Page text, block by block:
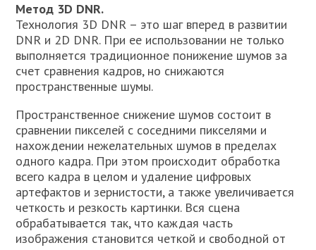
Метод 3D DNR.
Технология 3D DNR – это шаг вперед в развитии
DNR и 2D DNR. При ее использовании не только
выполняется традиционное понижение шумов за
счет сравнения кадров, но снижаются
пространственные шумы.
Пространственное снижение шумов состоит в
сравнении пикселей с соседними пикселями и
нахождении нежелательных шумов в пределах
одного кадра. При этом происходит обработка
всего кадра в целом и удаление цифровых
артефактов и зернистости, а также увеличивается
четкость и резкость картинки. Вся сцена
обрабатывается так, что каждая часть
изображения становится четкой и свободной от